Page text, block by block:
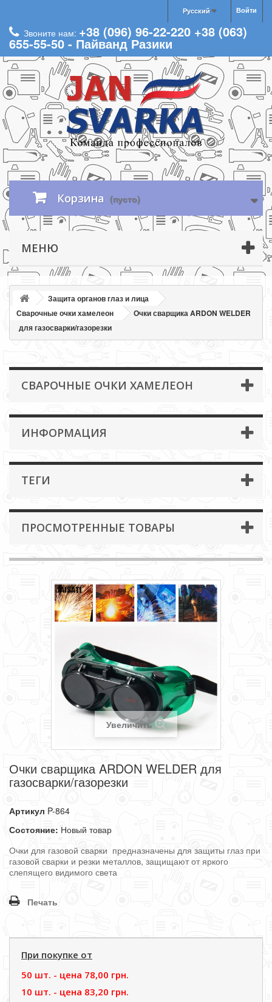
Войти
Русский
Звоните нам: +38 (096) 96-22-220 +38 (063)
655-55-50 - Пайванд Разики
Корзина (пусто)
МЕНЮ
Защита органов глаз и лица
Сварочные очки хамелеон
Очки сварщика ARDON WELDER
для газосварки/газорезки
СВАРОЧНЫЕ ОЧКИ ХАМЕЛЕОН
ИНФОРМАЦИЯ
ТЕГИ
ПРОСМОТРЕННЫЕ ТОВАРЫ
Увеличить
Очки сварщика ARDON WELDER для
газосварки/газорезки
Артикул P-864
Состояние: Новый товар
Очки для газовой сварки предназначены для защиты глаз при
газовой сварки и резки металлов, защищают от яркого
слепящего видимого света
Печать
При покупке от
50 шт. - цена 78,00 грн.
10 шт. - цена 83,20 грн.